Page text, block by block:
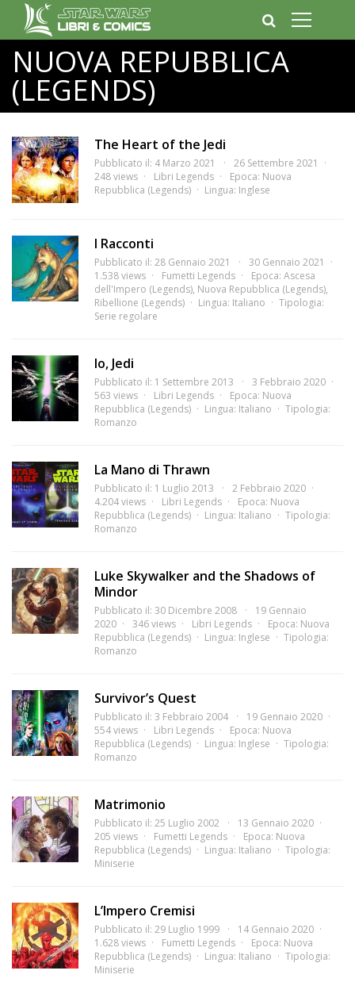
NUOVA REPUBBLICA
(LEGENDS)
The Heart of the Jedi
Pubblicato il: 4 Marzo 2021
26 Settembre 2021
248 views
Libri Legends Epoca: Nuova
Repubblica (Legends)
Lingua: Inglese
I Racconti
Pubblicato il: 28 Gennaio 2021
30 Gennaio 2021
1.538 views
Fumetti Legends Epoca: Ascesa
dell'Impero (Legends), Nuova Repubblica (Legends),
Ribellione (Legends)
Lingua: Italiano
Tipologia:
Serie regolare
Io, Jedi
Pubblicato il: 1 Settembre 2013
3 Febbraio 2020
563 views
Libri Legends Epoca: Nuova
Repubblica (Legends)
Lingua: Italiano
Tipologia:
Romanzo
La Mano di Thrawn
Pubblicato il: 1 Luglio 2013
2 Febbraio 2020
4.204 views
Libri Legends Epoca: Nuova
Repubblica (Legends)
Lingua: Italiano
Tipologia:
Romanzo
Luke Skywalker and the Shadows of
Mindor
Pubblicato il: 30 Dicembre 2008
19 Gennaio
2020
346 views Libri Legends Epoca: Nuova
Repubblica (Legends)
Lingua: Inglese
Tipologia:
Romanzo
Survivor’s Quest
Pubblicato il: 3 Febbraio 2004
19 Gennaio 2020
554 views
Libri Legends Epoca: Nuova
Repubblica (Legends)
Lingua: Inglese
Tipologia:
Romanzo
Matrimonio
Pubblicato il: 25 Luglio 2002
13 Gennaio 2020
205 views
Fumetti Legends Epoca: Nuova
Repubblica (Legends)
Lingua: Italiano
Tipologia:
Miniserie
L’Impero Cremisi
Pubblicato il: 29 Luglio 1999
14 Gennaio 2020
1.628 views
Fumetti Legends Epoca: Nuova
Repubblica (Legends)
Lingua: Italiano
Tipologia:
Miniserie